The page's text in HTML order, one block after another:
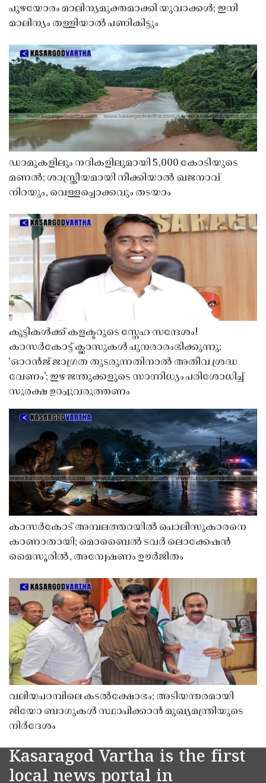
പുഴയോരം മാലിന്യമുക്തമാക്കി യുവാക്കൾ; ഇനി
മാലിന്യം തള്ളിയാൽ പണികിട്ടും
ഡാമുകളിലും നദികളിലുമായി 5,000 കോടിയുടെ
മണൽ; ശാസ്ത്രീയമായി നീക്കിയാൽ ഖജനാവ്
നിറയും, വെള്ളപ്പൊക്കവും തടയാം
കുട്ടികൾക്ക് കളക്ടറുടെ സ്നേഹ സന്ദേശം!
കാസർകോട്ട് ക്ലാസുകൾ പുനരാരംഭിക്കുന്നു;
‘ഓറൻജ് ജാഗ്രത തുടരുന്നതിനാൽ അതീവ ശ്രദ്ധ
വേണം’; ഇഴ ജന്തുക്കളുടെ സാന്നിധ്യം പരിശോധിച്ച്
സുരക്ഷ ഉറപ്പുവരുത്തണം
കാസർകോട് അമ്പലത്തറയിൽ പൊലീസുകാരനെ
കാണാതായി; മൊബൈൽ ടവർ ലൊക്കേഷൻ
മൈസൂരിൽ, അന്വേഷണം ഊർജിതം
വലിയപറമ്പിലെ കടൽക്ഷോഭം; അടിയന്തരമായി
ജിയോ ബാഗുകൾ സ്ഥാപിക്കാൻ മുഖ്യമന്ത്രിയുടെ
നിർദേശം
Kasaragod Vartha is the first
local news portal in